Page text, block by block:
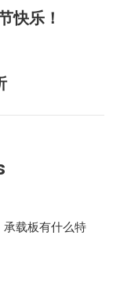
快乐！
载板有什么特